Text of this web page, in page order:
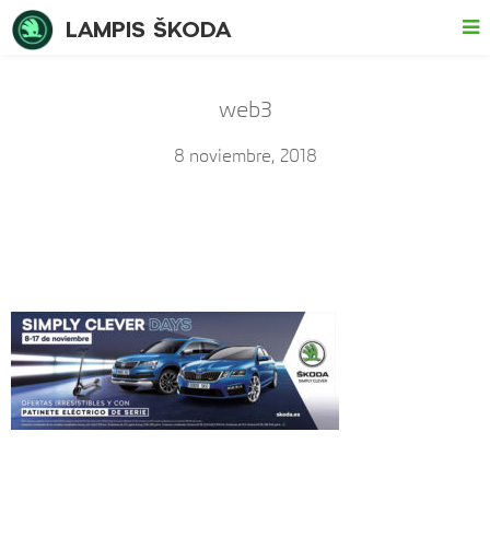
web3
8 noviembre, 2018
LAMPIS ŠKODA